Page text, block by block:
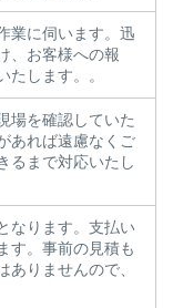
業に伺います。迅
、お客様への報
たします。。
場を確認していた
あれば遠慮なくご
るまで対応いたし
なります。支払い
す。事前の見積も
ありませんので、